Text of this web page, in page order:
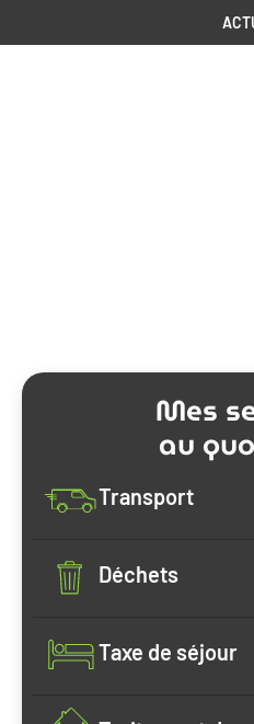
Mes
au
Transport
Déchets
Taxe de séjour